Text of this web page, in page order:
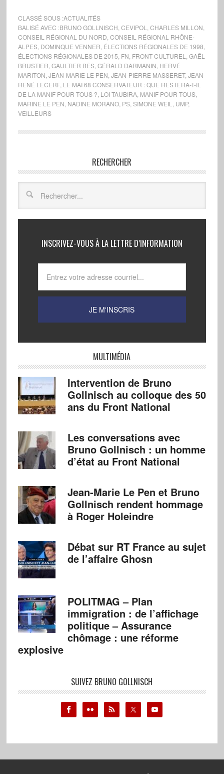
CLASSÉ SOUS :ACTUALITÉS
BALISÉ AVEC :BRUNO GOLLNISCH CEVIPOL CHARLES MILLON
CONSEIL RÉGIONAL DU NORD CONSEIL RÉGIONAL RHÔNE-
ALPES, DOMINQUE VENNER ÉLECTIONS RÉGIONALES DE 1998
ÉLECTIONS RÉGIONALES DE 2015 FN FRONT CULTUREL
GAËL
BRUSTIER GAULTIER BÈS, GÉRALD DARMANIN HERVÉ
MARITON JEAN-MARIE LE PEN JEAN-PIERRE MASSERET, JEAN-
RENÉ LECERF, LE MAI 68 CONSERVATEUR : QUE RESTERA-T-IL
DE LA MANIF POUR TOUS ? LOI TAUBIRA, MANIF POUR TOUS,
MARINE LE PEN NADINE MORANO, PS, SIMONE WEIL UMP,
VEILLEURS
RECHERCHER
INSCRIVEZ-VOUS À LA LETTRE D’INFORMATION
MULTIMÉDIA
Intervention de Bruno
Gollnisch au colloque des 50
ans du Front National
Les conversations avec
Bruno Gollnisch : un homme
d’état au Front National
Jean-Marie Le Pen et Bruno
Gollnisch rendent hommage
à Roger Holeindre
Débat sur RT France au sujet
de l’affaire Ghosn
POLITMAG – Plan
immigration : de l’affichage
politique – Assurance
chômage : une réforme
explosive
SUIVEZ BRUNO GOLLNISCH